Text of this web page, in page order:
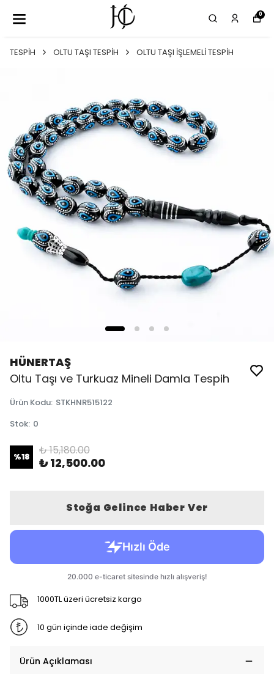
0
TESPİH OLTU TAŞI TESPİH OLTU TAŞI İŞLEMELİ TESPİH
HÜNERTAŞ
Oltu Taşı ve Turkuaz Mineli Damla Tespih
Ürün Kodu: STKHNR515122
Stok: 0
%18 ₺ 15,180.00
₺ 12,500.00
Stoğa Gelince Haber Ver
1000TL üzeri ücretsiz kargo
10 gün içinde iade değişim
Ürün Açıklaması